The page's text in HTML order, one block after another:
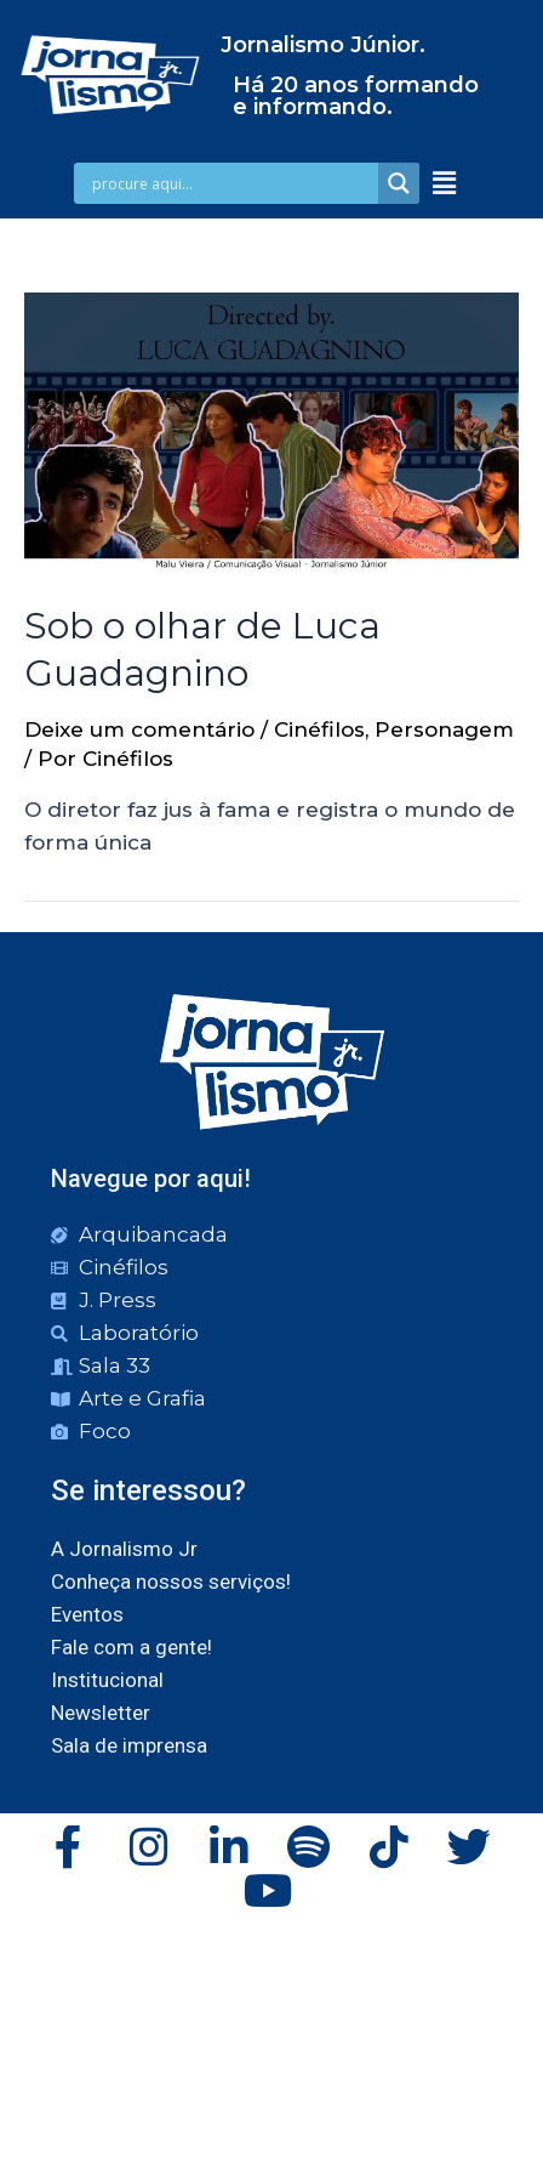
Jornalismo Júnior.
Há 20 anos formando
e informando.
Sob o olhar de Luca
Guadagnino
Deixe um comentário / Cinéfilos, Personagem
/ Por Cinéfilos
O diretor faz jus à fama e registra o mundo de
forma única
Navegue por aqui!
Arquibancada
Cinéfilos
J. Press
Laboratório
Sala 33
Arte e Grafia
Foco
Se interessou?
A Jornalismo Jr
Conheça nossos serviços!
Eventos
Fale com a gente!
Institucional
Newsletter
Sala de imprensa